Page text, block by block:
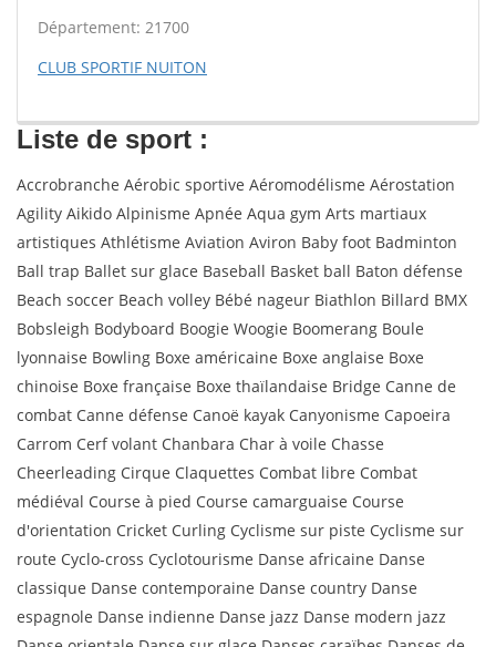
Département: 21700
CLUB SPORTIF NUITON
Liste de sport :
Accrobranche Aérobic sportive Aéromodélisme Aérostation
Agility Aikido Alpinisme Apnée Aqua gym Arts martiaux
artistiques Athlétisme Aviation Aviron Baby foot Badminton
Ball trap Ballet sur glace Baseball Basket ball Baton défense
Beach soccer Beach volley Bébé nageur Biathlon Billard BMX
Bobsleigh Bodyboard Boogie Woogie Boomerang Boule
lyonnaise Bowling Boxe américaine Boxe anglaise Boxe
chinoise Boxe française Boxe thaïlandaise Bridge Canne de
combat Canne défense Canoë kayak Canyonisme Capoeira
Carrom Cerf volant Chanbara Char à voile Chasse
Cheerleading Cirque Claquettes Combat libre Combat
médiéval Course à pied Course camarguaise Course
d'orientation Cricket Curling Cyclisme sur piste Cyclisme sur
route Cyclo-cross Cyclotourisme Danse africaine Danse
classique Danse contemporaine Danse country Danse
espagnole Danse indienne Danse jazz Danse modern jazz